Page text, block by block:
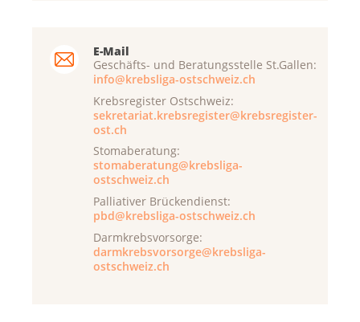
E-Mail
Geschäfts- und Beratungsstelle St.Gallen:
info@krebsliga-ostschweiz.ch
Krebsregister Ostschweiz:
sekretariat.krebsregister@krebsregister-
ost.ch
Stomaberatung:
stomaberatung@krebsliga-
ostschweiz.ch
Palliativer Brückendienst:
pbd@krebsliga-ostschweiz.ch
Darmkrebsvorsorge:
darmkrebsvorsorge@krebsliga-
ostschweiz.ch